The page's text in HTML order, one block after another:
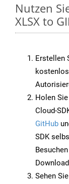
Nutzen
XLSX to
Erstellen
Holen
Cloud-
GitHub
SDK
Sehen